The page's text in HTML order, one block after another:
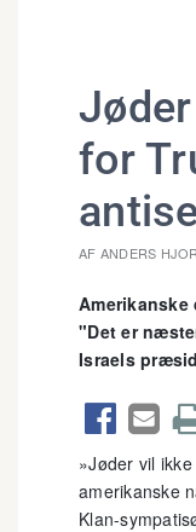
for
AF ANDERS
"Det er
Israels
 
»Jøder vil
amerikanske
Klan-